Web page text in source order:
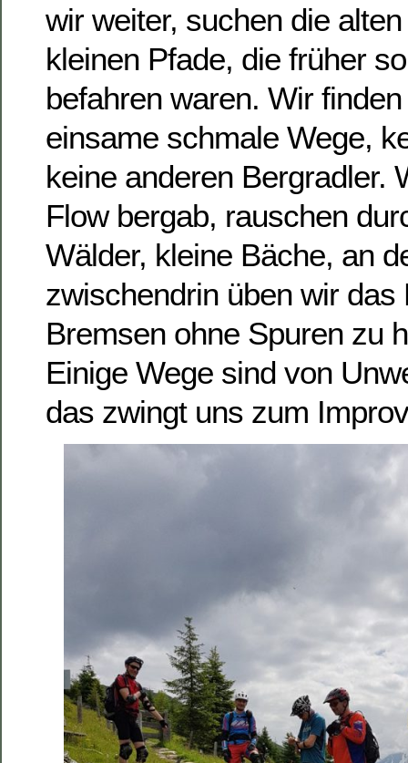
wir weiter, suchen die
kleinen Pfade, die früher
befahren waren. Wir
einsame schmale Wege,
keine anderen Bergradler.
Flow bergab, rauschen
Wälder, kleine Bäche, an
zwischendrin üben wir das
Bremsen ohne Spuren zu
Einige Wege sind von
das zwingt uns zum